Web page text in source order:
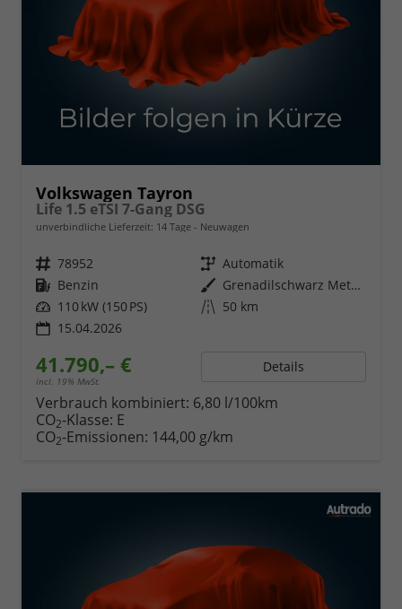
Volkswagen Tayron
Life 1.5 eTSI 7-Gang DSG
unverbindliche Lieferzeit: 14 Tage Neuwagen
Fahrzeugnr. 78952 Getriebe Automatik
Kraftstoff Benzin Außenfarbe
Grenadilschwarz Metallic
Leistung 110 kW (150 PS) Kilometerstand 50 km
15.04.2026
41.790,– €
incl. 19% MwSt.
Details
Verbrauch kombiniert: 6,80 l/100km
CO2-Klasse: E
CO2-Emissionen: 144,00 g/km